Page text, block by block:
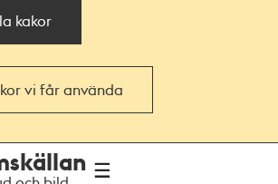
kakor
vi får använda